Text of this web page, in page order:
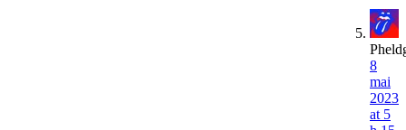
8
mai
2023
at 5